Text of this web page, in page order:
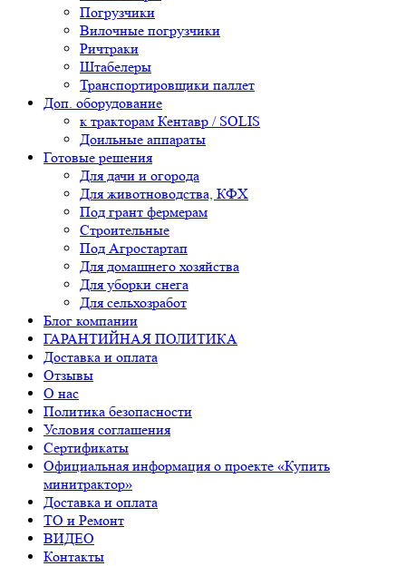
Погрузчики
Вилочные погрузчики
Ричтраки
Штабелеры
Транспортировщики паллет
Доп. оборудование
к тракторам Кентавр / SOLIS
Доильные аппараты
Готовые решения
Для дачи и огорода
Для животноводства, КФХ
Под грант фермерам
Строительные
Под Агростартап
Для домашнего хозяйства
Для уборки снега
Для сельхозработ
Блог компании
ГАРАНТИЙНАЯ ПОЛИТИКА
Доставка и оплата
Отзывы
О нас
Политика безопасности
Условия соглашения
Сертификаты
Официальная информация о проекте «Купить
минитрактор»
Доставка и оплата
ТО и Ремонт
ВИДЕО
Контакты